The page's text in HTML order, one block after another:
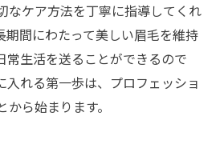
なケア方法を丁寧に指導してくれ
期間にわたって美しい眉毛を維持
常生活を送ることができるので
入れる第一歩は、プロフェッショ
ら始まります。